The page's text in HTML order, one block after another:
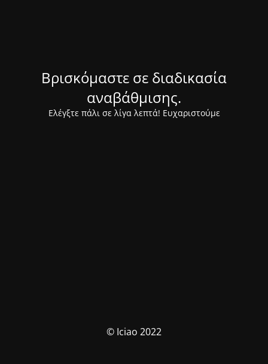
Βρισκόμαστε σε διαδικασία
αναβάθμισης.
Ελέγξτε πάλι σε λίγα λεπτά! Ευχαριστούμε
© Iciao 2022